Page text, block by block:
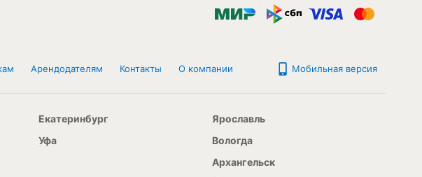
Арендодателям Контакты О компании Мобильная версия
Екатеринбург
Уфа
Ярославль
Вологда
Архангельск